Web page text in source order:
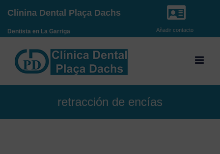
Saltar
Clínina Dental Plaça Dachs
Dentista en La Garriga Añadir contacto
retracción de encías